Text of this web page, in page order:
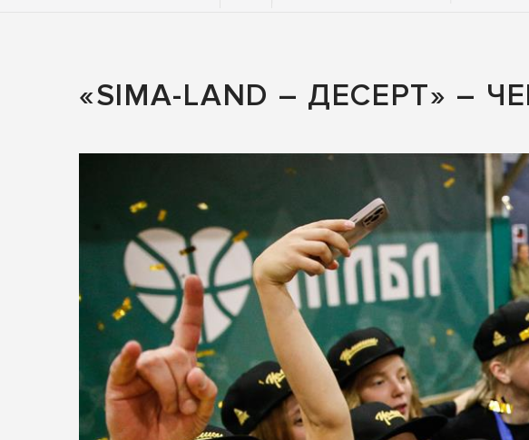
«SIMA-LAND – ДЕСЕРТ» –